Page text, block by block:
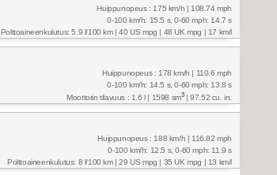
Huippunopeus : 175 km/h | 108.74 mph
0-100 km/h: 15.5 s, 0-60 mph: 14.7 s
Polttoaineenkulutus: 5.9 l/100 km | 40 US mpg | 48 UK mpg | 17 km/l
Huippunopeus : 178 km/h | 110.6 mph
0-100 km/h: 14.5 s, 0-60 mph: 13.8 s
Moottorin tilavuus : 1.6 l | 1598 sm3| 97.52 cu. in.
Huippunopeus : 188 km/h | 116.82 mph
0-100 km/h: 12.5 s, 0-60 mph: 11.9 s
Polttoaineenkulutus: 8 l/100 km | 29 US mpg | 35 UK mpg | 13 km/l